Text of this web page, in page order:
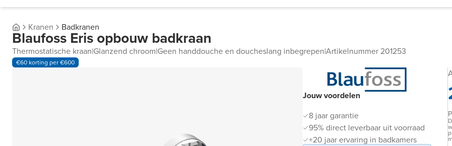
Kranen Badkranen
Blaufoss Eris opbouw badkraan
Thermostatische kraan|Glanzend chroom|Geen handdouche en doucheslang inbegrepen|Artikelnummer 201253
€60 korting per €600
Jouw voordelen
8 jaar garantie
95% direct leverbaar uit voorraad
+20 jaar ervaring in badkamers